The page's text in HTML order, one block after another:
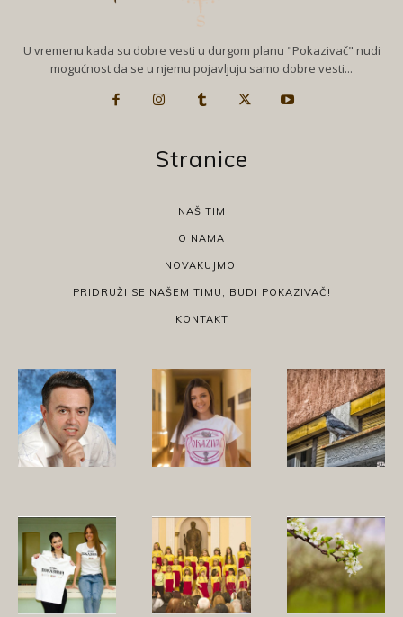
U vremenu kada su dobre vesti u durgom planu "Pokazivač" nudi
mogućnost da se u njemu pojavljuju samo dobre vesti...
Stranice
NAŠ TIM
O NAMA
NOVAKUJMO!
PRIDRUŽI SE NAŠEM TIMU, BUDI POKAZIVAČ!
KONTAKT